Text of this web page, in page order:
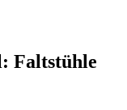
Faltstühle